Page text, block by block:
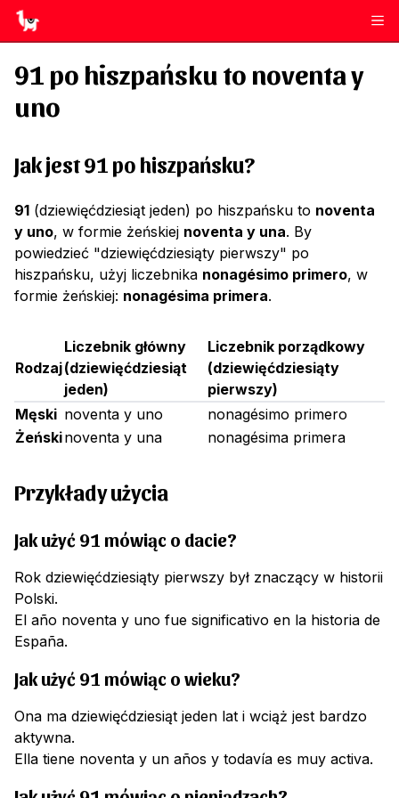
91 po hiszpańsku to noventa y
uno
Jak jest 91 po hiszpańsku?
91 (dziewięćdziesiąt jeden) po hiszpańsku to noventa
y uno, w formie żeńskiej noventa y una. By
powiedzieć "dziewięćdziesiąty pierwszy" po
hiszpańsku, użyj liczebnika nonagésimo primero, w
formie żeńskiej: nonagésima primera.
Rodzaj
Liczebnik główny
(dziewięćdziesiąt
jeden)
Liczebnik porządkowy
(dziewięćdziesiąty
pierwszy)
Męski noventa y uno
nonagésimo primero
Żeńskinoventa y una nonagésima primera
Przykłady użycia
Jak użyć 91 mówiąc o dacie?
Rok dziewięćdziesiąty pierwszy był znaczący w historii
Polski.
El año noventa y uno fue significativo en la historia de
España.
Jak użyć 91 mówiąc o wieku?
Ona ma dziewięćdziesiąt jeden lat i wciąż jest bardzo
aktywna.
Ella tiene noventa y un años y todavía es muy activa.